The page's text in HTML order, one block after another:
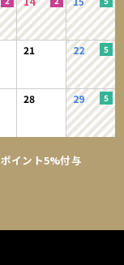
21 22
28 29
ポイント5%付与